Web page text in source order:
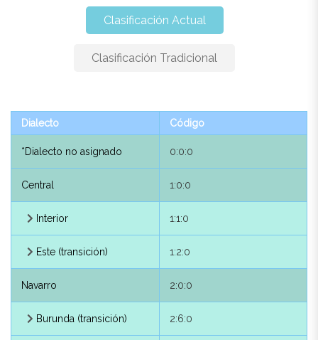
Clasificación Actual
Clasificación Tradicional
Dialecto Código
*Dialecto no asignado 0:0:0
Central 1:0:0
Interior 1:1:0
Este (transición) 1:2:0
Navarro 2:0:0
Burunda (transición) 2:6:0
Dialecto Código